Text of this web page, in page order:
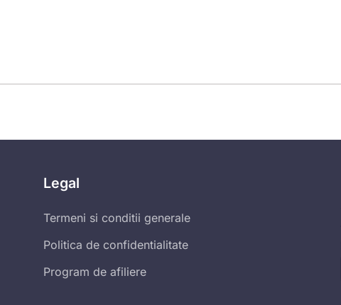
Legal
Termeni si conditii generale
Politica de confidentialitate
Program de afiliere